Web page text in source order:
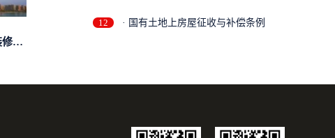
求购东区域房型不限装修不限
12 · 国有土地上房屋征收与补偿条例